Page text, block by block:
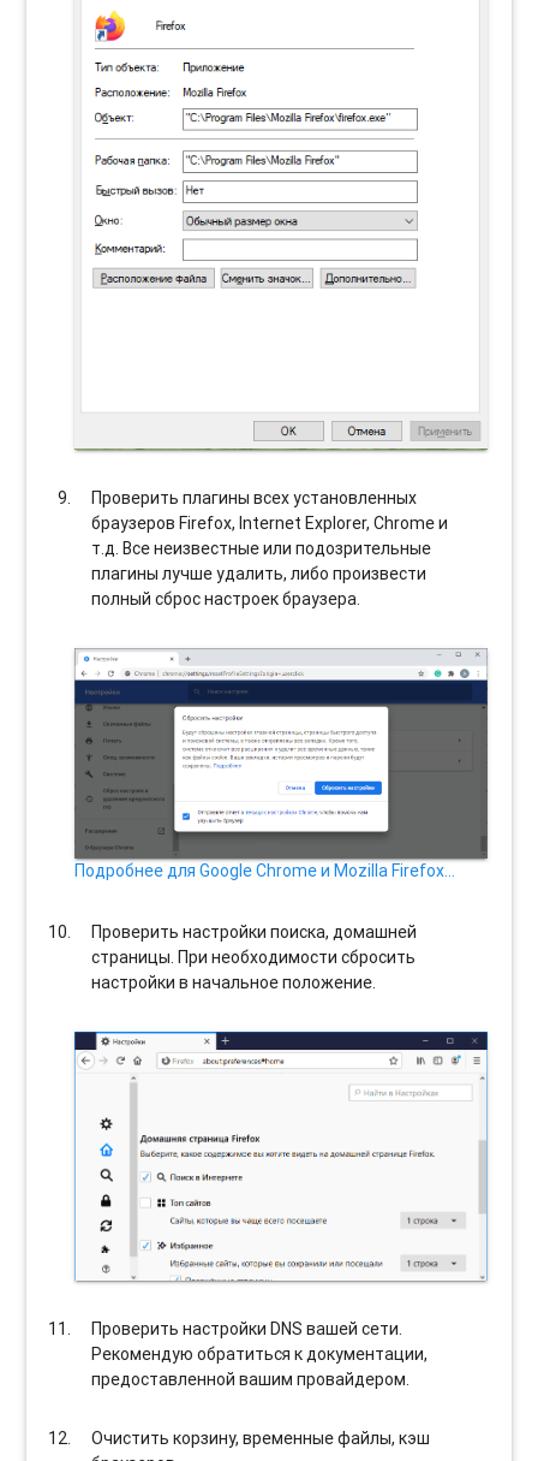
Проверить плагины всех установленных
браузеров Firefox, Internet Explorer, Chrome и
т.д. Все неизвестные или подозрительные
плагины лучше удалить, либо произвести
полный сброс настроек браузера.
Подробнее для Google Chrome и Mozilla Firefox…
Проверить настройки поиска, домашней
страницы. При необходимости сбросить
настройки в начальное положение.
Проверить настройки DNS вашей сети.
Рекомендую обратиться к документации,
предоставленной вашим провайдером.
Очистить корзину, временные файлы, кэш